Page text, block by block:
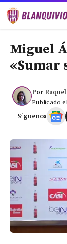
Saltar
Miguel
«Sumar
Por
Publicado
Síguenos